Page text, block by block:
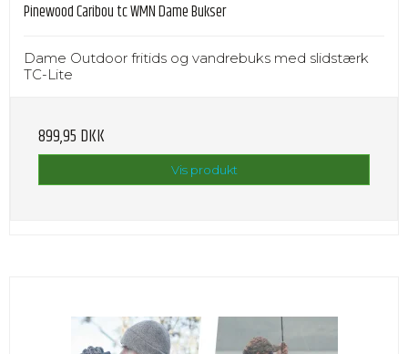
Pinewood Caribou tc WMN Dame Bukser
Dame Outdoor fritids og vandrebuks med slidstærk
TC-Lite
899,95 DKK
Vis produkt